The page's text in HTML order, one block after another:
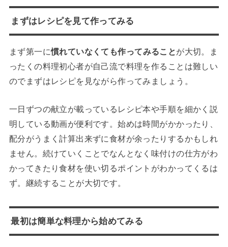
まずはレシピを見て作ってみる
まず第一に慣れていなくても作ってみることが大切。ま
ったくの料理初心者が自己流で料理を作ることは難しい
のでまずはレシピを見ながら作ってみましょう。
一日ずつの献立が載っているレシピ本や手順を細かく説
明している動画が便利です。始めは時間がかかったり、
配分がうまく計算出来ずに食材が余ったりするかもしれ
ません。続けていくことでなんとなく味付けの仕方がわ
かってきたり食材を使い切るポイントがわかってくるは
ず。継続することが大切です。
最初は簡単な料理から始めてみる